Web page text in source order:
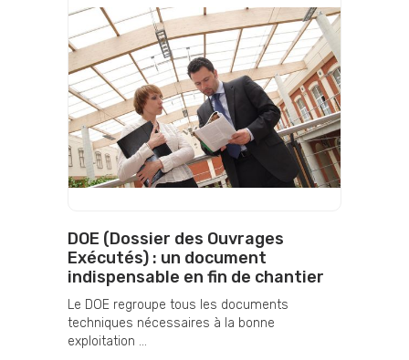
DOE (Dossier des Ouvrages
Exécutés) : un document
indispensable en fin de chantier
Le DOE regroupe tous les documents
techniques nécessaires à la bonne
exploitation ...